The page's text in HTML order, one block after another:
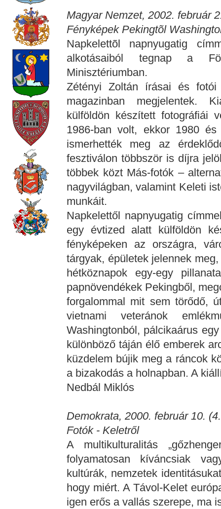
Magyar Nemzet, 2002. február
Fényképek Pekingtõl
Napkelettõl napnyugatig
alkotásaiból tegnap a
Minisztériumban.
Zétényi Zoltán írásai és
magazinban megjelentek.
külföldön készített fotográfiái
1986-ban volt, ekkor 1980
ismerhették meg az
fesztiválon többször is díjra
többek közt Más-fotók –
nagyvilágban, valamint Keleti
munkáit.
Napkelettől napnyugatig
egy évtized alatt külföldön
fényképeken az országra,
tárgyak, épületek jelennek
hétköznapok egy-egy
papnövendékek Pekingből,
forgalommal mit sem törődő,
vietnami veteránok
Washingtonból, pálcikaárus
különböző táján élő emberek
küzdelem bújik meg a ráncok
a bizakodás a holnapban. A
Nedbál Miklós
Demokrata, 2000. február 10.
Fotók - Keletről
A multikulturalitás
folyamatosan kíváncsiak
kultúrák, nemzetek
hogy miért. A Távol-Kelet
igen erős a vallás szerepe, ma